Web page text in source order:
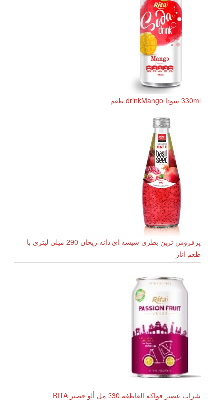
330ml سودا drinkMango طعم
پرفروش ترین بطری شیشه ای دانه ریحان 290 میلی لیتری با
طعم انار
شراب عصير فواكه العاطفة 330 مل ألو قصير RITA